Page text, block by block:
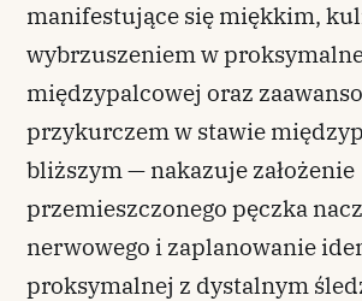
manifestujące się miękkim,
wybrzuszeniem w
międzypalcowej oraz
przykurczem w stawie
bliższym — nakazuje założenie
przemieszczonego pęczka
nerwowego i zaplanowanie
proksymalnej z dystalnym